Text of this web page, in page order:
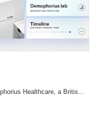
Healthcare, a Britis...